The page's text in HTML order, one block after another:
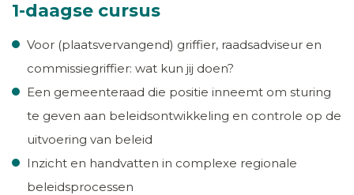
1-daagse cursus
Voor (plaatsvervangend) griffier, raadsadviseur en
commissiegriffier: wat kun jij doen?
Een gemeenteraad die positie inneemt om sturing
te geven aan beleidsontwikkeling en controle op de
uitvoering van beleid
Inzicht en handvatten in complexe regionale
beleidsprocessen